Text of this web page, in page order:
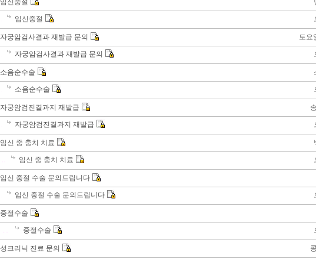
임신중절
임신중절
자궁암검사결과 재발급 문의 토요
자궁암검사결과 재발급 문의
소음순수술
소음순수술
자궁암검진결과지 재발급
자궁암검진결과지 재발급
임신 중 충치 치료
임신 중 충치 치료
임신 중절 수술 문의드립니다
임신 중절 수술 문의드립니다
중절수술
중절수술
성크리닉 진료 문의